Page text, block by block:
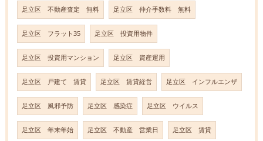
足立区 不動産査定 無料 足立区 仲介手数料 無料
足立区 フラット35 足立区 投資用物件
足立区 投資用マンション 足立区 資産運用
足立区 戸建て 賃貸 足立区 賃貸経営 足立区 インフルエンザ
足立区 風邪予防 足立区 感染症 足立区 ウイルス
足立区 年末年始 足立区 不動産 営業日 足立区 賃貸